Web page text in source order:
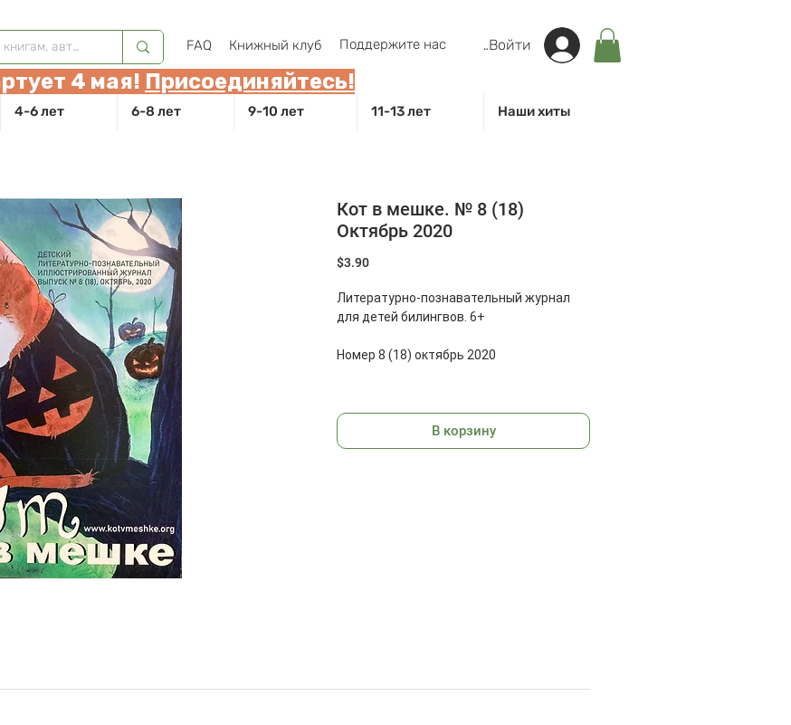
FAQ Книжный клуб Поддержите нас Войти
4-6 лет 6-8 лет 9-10 лет 11-13 лет Наши хиты
4 мая! Присоединяйтесь!
Кот в мешке. № 8 (18)
Октябрь 2020
$3.90Цена
Литературно-познавательный журнал
для детей билингвов. 6+
Номер 8 (18) октябрь 2020
троллей.
Внутри журнала - лабиринт, кроссворд,
искалка слов и много чего еще.
В корзину